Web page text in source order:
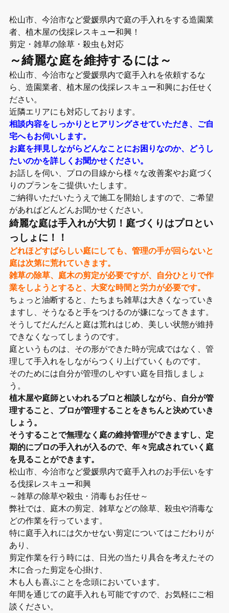
松山市、今治市など愛媛県内で庭の手入れをする造園業
者、植木屋の伐採レスキュー和興！
剪定・雑草の除草・殺虫も対応
～綺麗な庭を維持するには～
松山市、今治市など愛媛県内で庭手入れを依頼するな
ら、造園業者、植木屋の伐採レスキュー和興にお任せく
ださい。
近隣エリアにも対応しております。
相談内容をしっかりとヒアリングさせていただき、ご自
宅へもお伺いします。
お庭を拝見しながらどんなことにお困りなのか、どうし
たいのかを詳しくお聞かせください。
お話しを伺い、プロの目線から様々な改善案やお庭づく
りのプランをご提供いたします。
ご納得いただいたうえで施工を開始しますので、ご希望
があればどんどんお聞かせください。
綺麗な庭は手入れが大切！庭づくりはプロとい
っしょに！！
どれほどすばらしい庭にしても、管理の手が回らないと
庭は次第に荒れていきます。
雑草の除草、庭木の剪定が必要ですが、自分ひとりで作
業をしようとすると、大変な時間と労力が必要です。
ちょっと油断すると、たちまち雑草は大きくなっていき
ますし、そうなると手をつけるのが嫌になってきます。
そうしてだんだんと庭は荒れはじめ、美しい状態が維持
できなくなってしまうのです。
庭というものは、その形ができた時が完成ではなく、管
理して手入れをしながらつくり上げていくものです。
そのためには自分が管理のしやすい庭を目指しましょ
う。
植木屋や庭師といわれるプロと相談しながら、自分が管
理すること、プロが管理することをきちんと決めていき
しょう。
そうすることで無理なく庭の維持管理ができますし、定
期的にプロの手入れが入るので、年々完成されていく庭
を見ることができます。
松山市、今治市など愛媛県内で庭手入れのお手伝いをす
る伐採レスキュー和興
～雑草の除草や殺虫・消毒もお任せ～
弊社では、庭木の剪定、雑草などの除草、殺虫や消毒な
どの作業を行っています。
特に庭手入れには欠かせない剪定についてはこだわりが
あり、
剪定作業を行う時には、日光の当たり具合を考えたその
木に合った剪定を心掛け、
木も人も喜ぶことを念頭においています。
年間を通じての庭手入れも可能ですので、お気軽にご相
談ください。